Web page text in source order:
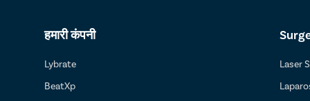
हमारी कंपनी
Lybrate
BeatXp
Laser